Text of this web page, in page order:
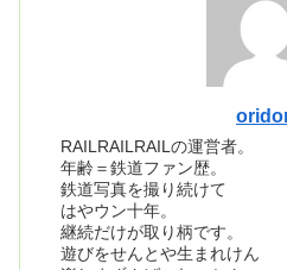
RAILRAILRAILの運営者。
年齢＝鉄道ファン歴。
鉄道写真を撮り続けて
はやウン十年。
継続だけが取り柄です。
遊びをせんとや生まれけん